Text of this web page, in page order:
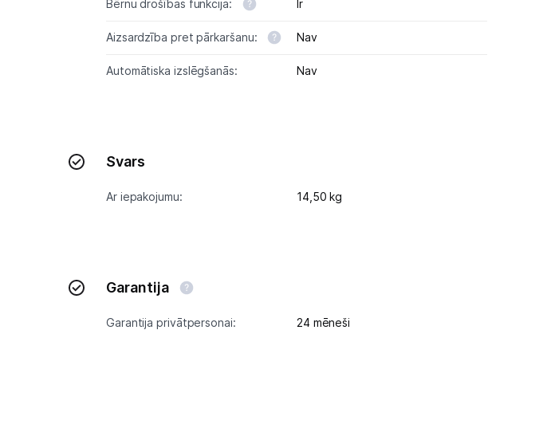
Bērnu drošības funkcija: Ir
Aizsardzība pret pārkaršanu: Nav
Automātiska izslēgšanās: Nav
Svars
Ar iepakojumu: 14,50 kg
Garantija
Garantija privātpersonai: 24 mēneši